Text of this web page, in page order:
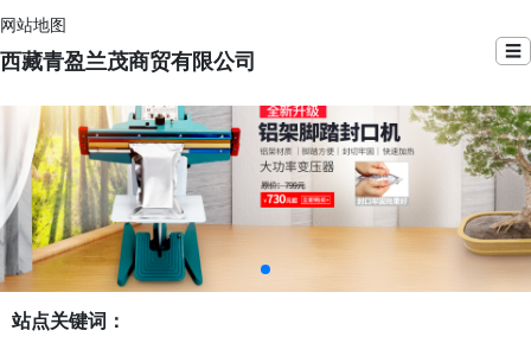
网站地图
西藏青盈兰茂商贸有限公司 ☰
站点关键词：